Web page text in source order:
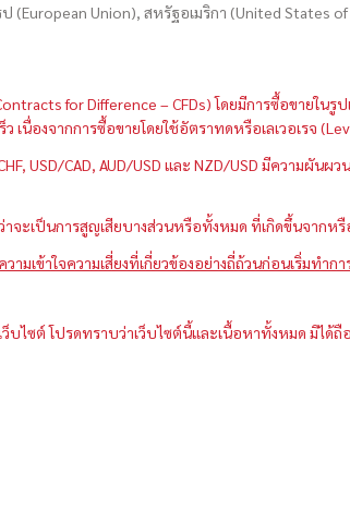
Union), สหรัฐอเมริกา (United States
for Difference – CFDs) โดยมีการซื้อขายใ
นื่องจากการซื้อขายโดยใช้อัตราทดหรือเลเวอเรจ
USD/CAD, AUD/USD และ NZD/USD มีความผัน
ะเป็นการสูญเสียบางส่วนหรือทั้งหมด ที่เกิดขึ้นจากห
มเข้าใจความเสี่ยงที่เกี่ยวข้องอย่างถี่ถ้วนก่อนเริ่มทำก
ไซต์ โปรดทราบว่าเว็บไซต์นี้และเนื้อหาทั้งหมด มิไ